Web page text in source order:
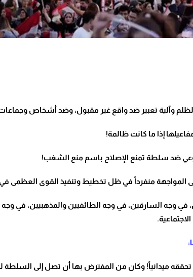
وآلية تعبير ضد واقع غير مقبول، وضد أشخاص
إذا ما كانت ظالمة!
ضد سلطة تمنع الإصلاح باسم منع الشغب!
المواجهة منفرداً في ظل تخطيط وتنفيذ القوى العظمى في
في وجه السارقين، في وجه الطائفيين والمذهبيين، في
.
:
ميدانياً! وكان من المفترض بها أن تصل إلى السلطة